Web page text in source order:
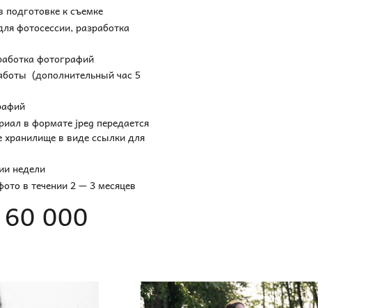
подготовке к съемке
фотосессии, разработка
фотографий
(дополнительный час 5
в формате jpeg передается
хранилище в виде ссылки для
недели
в течении 2 — 3 месяцев
60 000